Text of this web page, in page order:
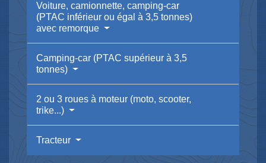
Voiture, camionnette, camping-car
(PTAC inférieur ou égal à 3,5 tonnes)
avec remorque
Camping-car (PTAC supérieur à 3,5
tonnes)
2 ou 3 roues à moteur (moto, scooter,
trike...)
Tracteur